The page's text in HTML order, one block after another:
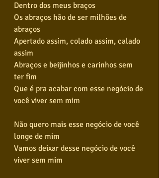
Dentro dos meus braços
Os abraços hão de ser milhões de
abraços
Apertado assim, colado assim, calado
assim
Abraços e beijinhos e carinhos sem
ter fim
Que é pra acabar com esse negócio de
você viver sem mim
Não quero mais esse negócio de você
longe de mim
Vamos deixar desse negócio de você
viver sem mim